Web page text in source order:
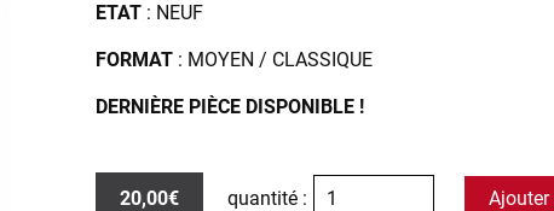
ETAT : NEUF
FORMAT : MOYEN / CLASSIQUE
DERNIÈRE PIÈCE DISPONIBLE !
20,00€ quantité : Ajouter